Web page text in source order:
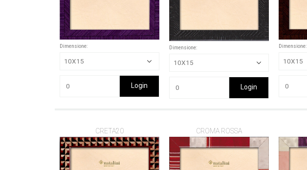
Dimensione:
Login
Dimensione:
Login
Dimensione:
CRETA20 CROMA ROSSA